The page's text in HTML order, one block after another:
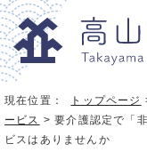
現在位置： トップページ
ービス > 要介護認定で「
ビスはありませんか